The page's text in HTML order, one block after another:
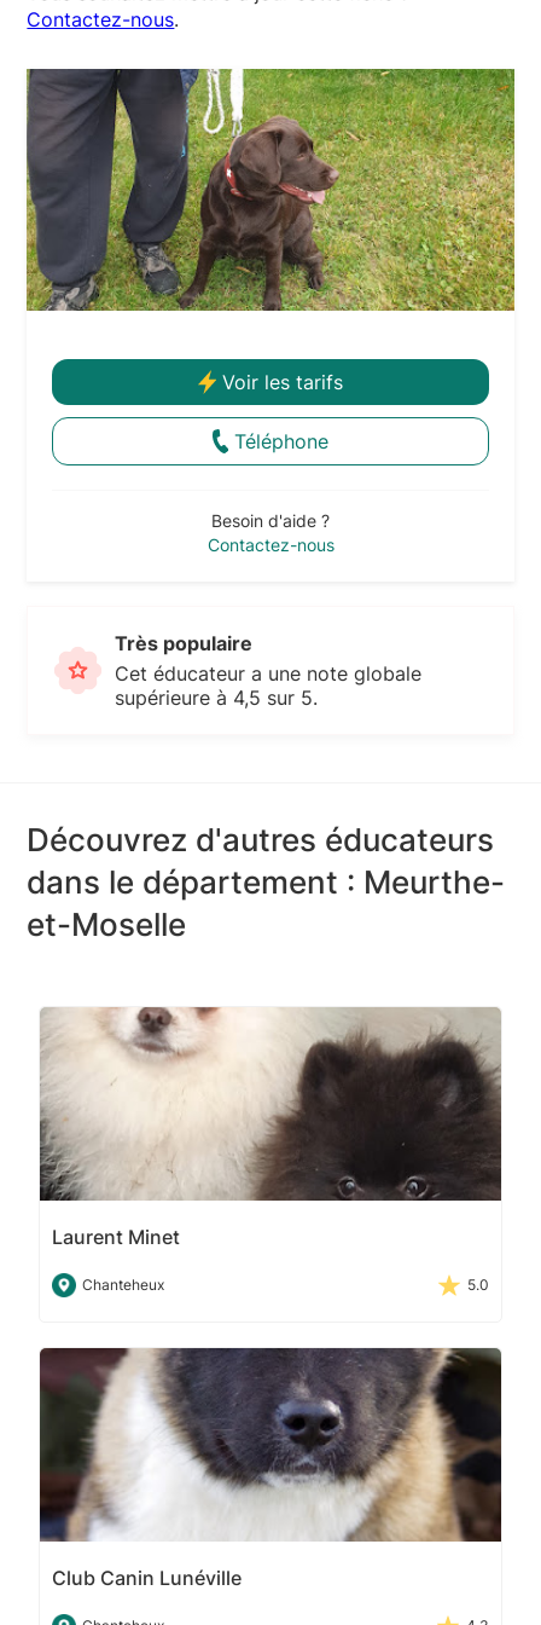
Contactez-nous.
Voir les tarifs
Téléphone
Besoin d'aide ?
Contactez-nous
Très populaire
Cet éducateur a une note globale
supérieure à 4,5 sur 5.
Découvrez d'autres éducateurs
dans le département : Meurthe-
et-Moselle
Laurent Minet
Chanteheux 5.0
Club Canin Lunéville